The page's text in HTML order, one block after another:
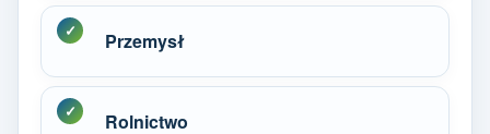
Przemysł
Rolnictwo